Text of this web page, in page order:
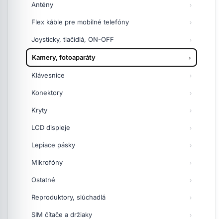
Antény
Flex káble pre mobilné telefóny
Joysticky, tlačidlá, ON-OFF
Kamery, fotoaparáty
Klávesnice
Konektory
Kryty
LCD displeje
Lepiace pásky
Mikrofóny
Ostatné
Reproduktory, slúchadlá
SIM čítače a držiaky